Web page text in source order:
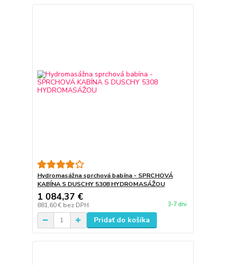
Hydromasážna sprchová babína - SPRCHOVÁ
KABÍNA S DUSCHY 5308 HYDROMASÁŽOU
1 084,37 €
881,60 € bez DPH 3-7 dni
Pridať do košíka